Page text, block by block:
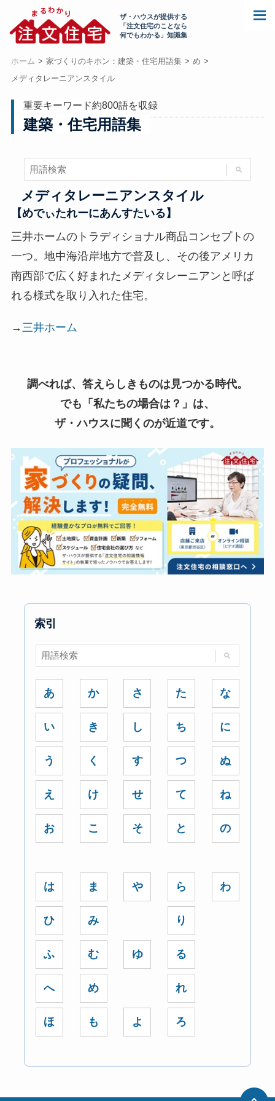
ザ・ハウスが提供する
「注文住宅のことなら
何でもわかる」知識集
ホーム 家づくりのキホン：建築・住宅用語集
め
メディタレーニアンスタイル
重要キーワード約800語を収録
建築・住宅用語集
メディタレーニアンスタイル
【めでぃたれーにあんすたいる】
三井ホームのトラディショナル商品コンセプトの
一つ。地中海沿岸地方で普及し、その後アメリカ
南西部で広く好まれたメディタレーニアンと呼ば
れる様式を取り入れた住宅。
→三井ホーム
調べれば、答えらしきものは見つかる時代。
でも「私たちの場合は？」は、
ザ・ハウスに聞くのが近道です。
索引
あ
い
う
え
お
か
き
く
け
こ
さ
し
す
せ
そ
た
ち
つ
て
と
な
に
ぬ
ね
の
は
ひ
ふ
へ
ほ
ま
み
む
め
も
や
ゆ
よ
ら
り
る
れ
ろ
わ